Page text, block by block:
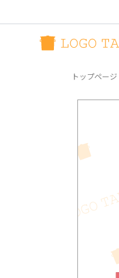
トップページ